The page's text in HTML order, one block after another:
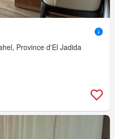
Province d'El Jadida